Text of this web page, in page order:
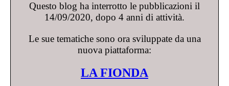
Questo blog ha interrotto le pubblicazioni il
14/09/2020, dopo 4 anni di attività.
Le sue tematiche sono ora sviluppate da una
nuova piattaforma:
LA FIONDA